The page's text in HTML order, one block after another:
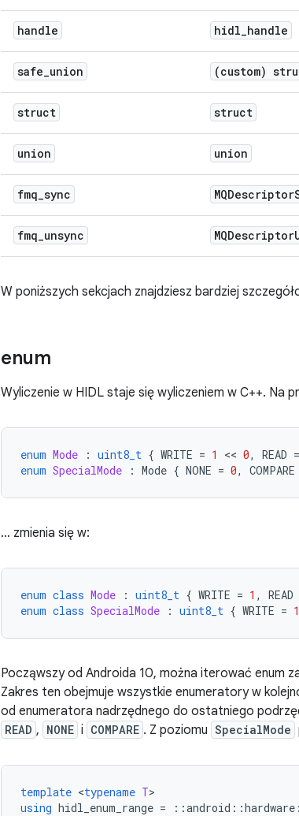
handle hidl_handle
safe_union (custom)
struct struct
union union
fmq_sync MQDescriptor
fmq_unsync MQDescriptor
W poniższych sekcjach znajdziesz bardziej
enum
Wyliczenie w HIDL staje się wyliczeniem w C++. Na
enum Mode : uint8_t { WRITE = 1 << 0, READ =
enum SpecialMode : Mode { NONE = 0, COMPARE
… zmienia się w:
enum class Mode : uint8_t { WRITE = 1 , READ
enum class SpecialMode : uint8_t { WRITE = 1
Począwszy od Androida 10, można iterować enum
Zakres ten obejmuje wszystkie enumeratory w
od enumeratora nadrzędnego do ostatniego
READ , NONE i COMPARE . Z poziomu SpecialMode
template <typename T
using hidl_enum_range = ::android ::hardware